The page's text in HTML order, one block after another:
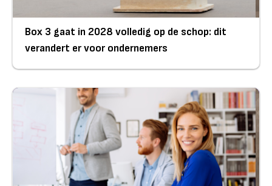
Box 3 gaat in 2028 volledig op de schop: dit
verandert er voor ondernemers